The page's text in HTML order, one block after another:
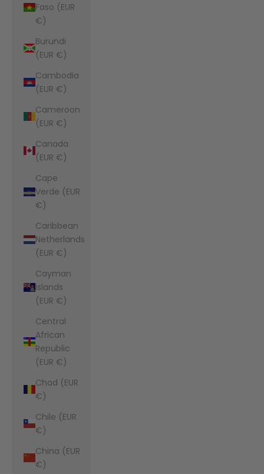
Faso (EUR
€)
Burundi
(EUR €)
Cambodia
(EUR €)
Cameroon
(EUR €)
Canada
(EUR €)
Cape
Verde (EUR
€)
Caribbean
Netherlands
(EUR €)
Cayman
Islands
(EUR €)
Central
African
Republic
(EUR €)
Chad (EUR
€)
Chile (EUR
€)
China (EUR
€)